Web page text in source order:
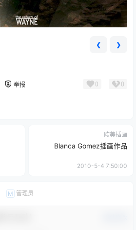
❮ ❯
举报 0 0
欧美插画
Blanca Gomez插画作品
2010-5-4 7:50:00
M 管理员